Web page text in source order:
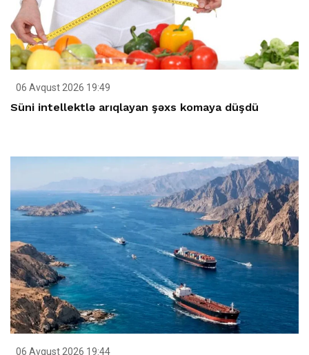
06 Avqust 2026 19:49
Süni intellektlə arıqlayan şəxs komaya düşdü
06 Avqust 2026 19:44